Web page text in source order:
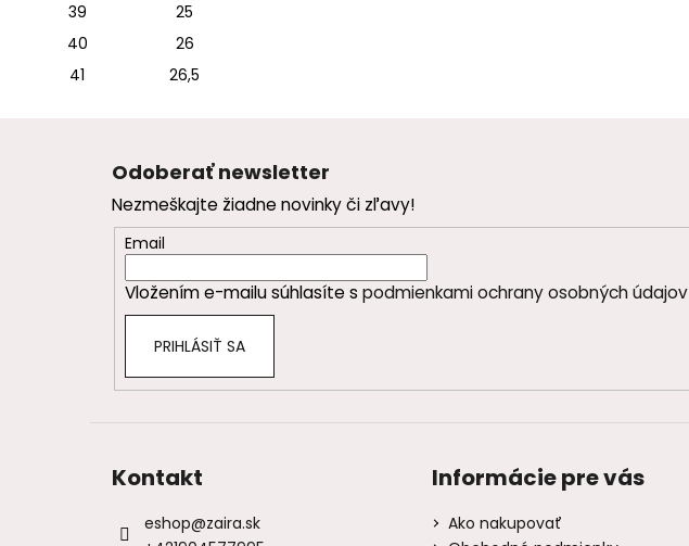
39
25
40
26
41
26,5
Odoberať newsletter
Nezmeškajte žiadne novinky či zľavy!
Email
Vložením e-mailu súhlasíte s podmienkami ochrany osobných údajov
PRIHLÁSIŤ SA
Kontakt
eshop@zaira.sk
Informácie pre vás
Ako nakupovať